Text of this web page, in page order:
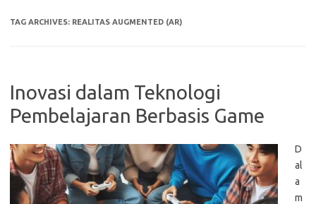
TAG ARCHIVES: REALITAS AUGMENTED (AR)
Inovasi dalam Teknologi
Pembelajaran Berbasis Game
D
al
a
m